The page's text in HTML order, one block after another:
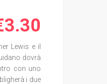
Lewis e il
dovrà
con uno
i due